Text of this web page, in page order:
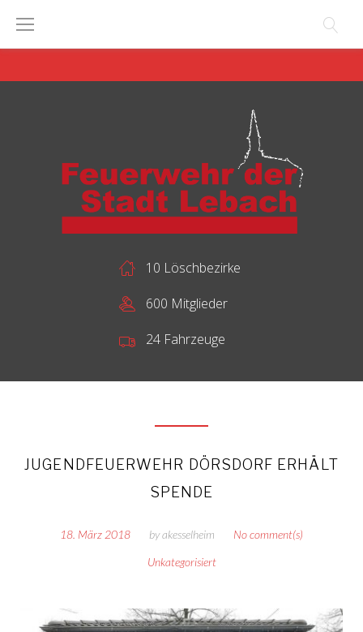
10 Löschbezirke
600 Mitglieder
24 Fahrzeuge
JUGENDFEUERWEHR DÖRSDORF ERHÄLT
SPENDE
18. März 2018 byakesselheim
No comment(s)
Unkategorisiert